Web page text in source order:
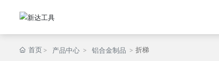
首页 产品中心 铝合金制品 折梯